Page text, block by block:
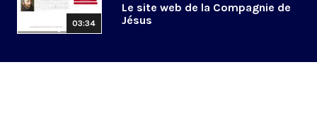
03:34
Le site web de la Compagnie de
Jésus